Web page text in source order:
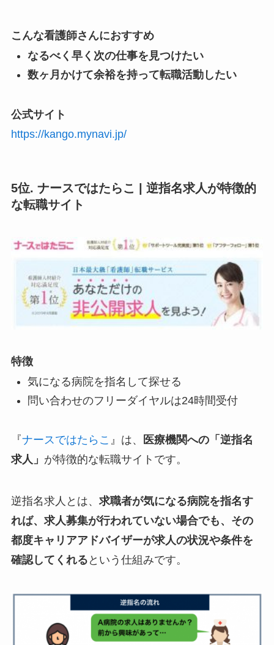
こんな看護師さんにおすすめ
なるべく早く次の仕事を見つけたい
数ヶ月かけて余裕を持って転職活動したい
公式サイト
https://kango.mynavi.jp/
5位. ナースではたらこ | 逆指名求人が特徴的
な転職サイト
特徴
気になる病院を指名して探せる
問い合わせのフリーダイヤルは24時間受付
『ナースではたらこ 』は、
医療機関への「逆指名
求人」 が特徴的な転職サイトです。
逆指名求人とは、 求職者が気になる病院を指名す
れば、求人募集が行われていない場合でも、その
都度キャリアアドバイザーが求人の状況や条件を
確認してくれる という仕組みです。